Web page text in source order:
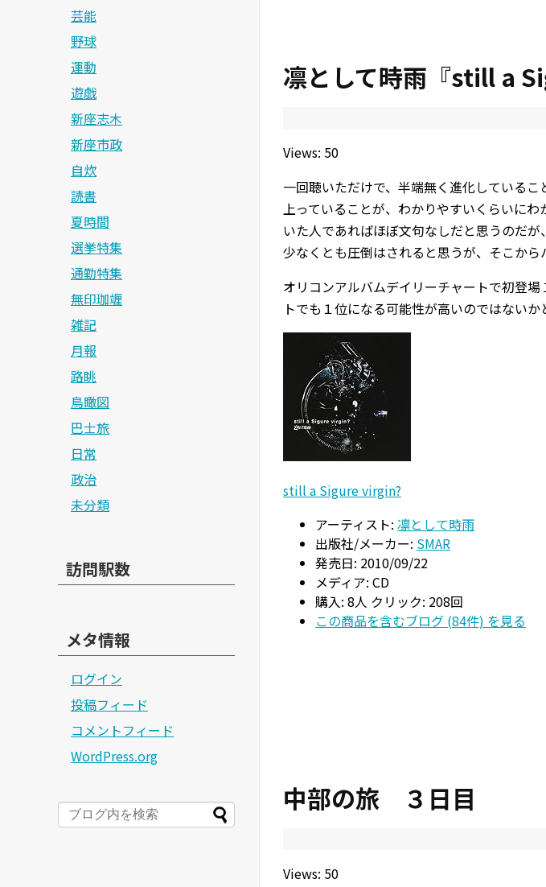
凛として時雨『still a
Views: 50
一回聴いただけで、半端無く進化している
上っていることが、わかりやすいくらいに
いた人であればほぼ文句なしだと思うのだ
少なくとも圧倒はされると思うが、そこから
オリコンアルバムデイリーチャートで初登
トでも１位になる可能性が高いのではないか
still a Sigure virgin?
アーティスト: 凛として時雨
出版社/メーカー: SMAR
発売日: 2010/09/22
メディア: CD
購入: 8人 クリック: 208回
この商品を含むブログ (84件) を見る
中部の旅 ３日目
Views: 50
芸能
野球
運動
遊戯
新座志木
新座市政
自炊
読書
夏時間
選挙特集
通勤特集
無印珈竰
雑記
月報
路眺
鳥瞰図
巴士旅
日常
政治
未分類
訪問駅数
メタ情報
ログイン
投稿フィード
コメントフィード
WordPress.org